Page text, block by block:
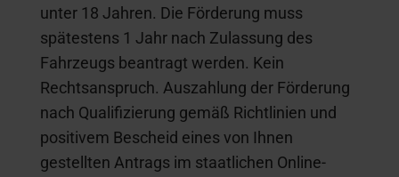
unter 18 Jahren. Die Förderung muss
spätestens 1 Jahr nach Zulassung des
Fahrzeugs beantragt werden. Kein
Rechtsanspruch. Auszahlung der Förderung
nach Qualifizierung gemäß Richtlinien und
positivem Bescheid eines von Ihnen
gestellten Antrags im staatlichen Online-